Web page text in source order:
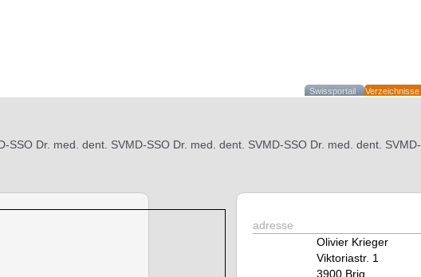
Swissportail Verzeichnisse
SSO Dr. med. dent. SVMD-SSO Dr. med. dent. SVMD-SSO Dr. med. dent.
adresse
Olivier Krieger
Viktoriastr. 1
3900 Brig